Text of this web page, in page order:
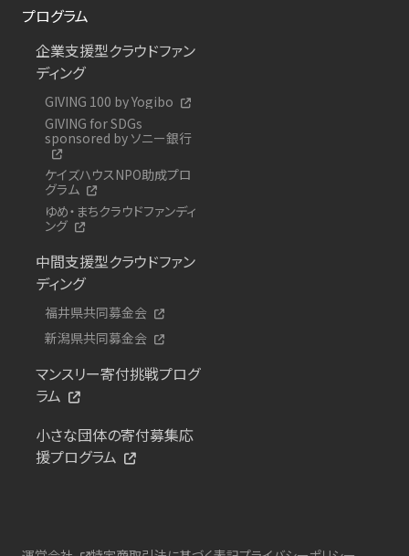
プログラム
企業支援型クラウドファン
ディング
GIVING 100 by Yogibo
GIVING for SDGs
sponsored by ソニー銀行
ケイズハウスNPO助成プロ
グラム
ゆめ・まちクラウドファンディ
ング
中間支援型クラウドファン
ディング
福井県共同募金会
新潟県共同募金会
マンスリー寄付挑戦プログ
ラム
小さな団体の寄付募集応
援プログラム